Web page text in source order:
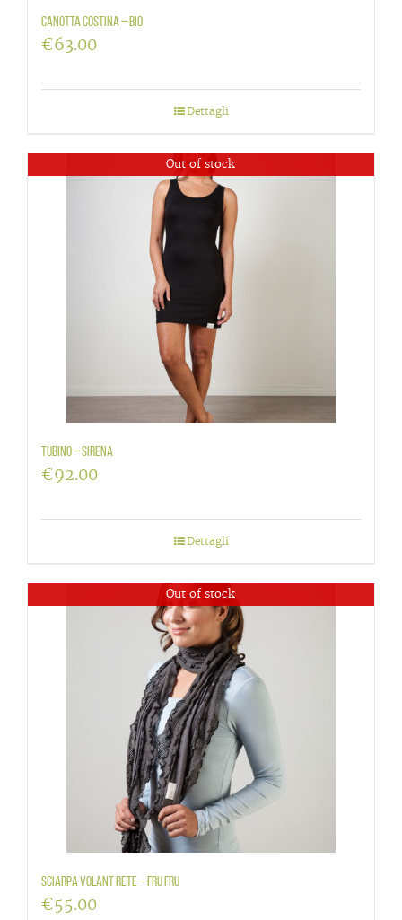
Canotta Costina – BIO
€63.00
Dettagli
Out of stock
Tubino – Sirena
€92.00
Dettagli
Out of stock
Sciarpa volant rete – Fru Fru
€55.00